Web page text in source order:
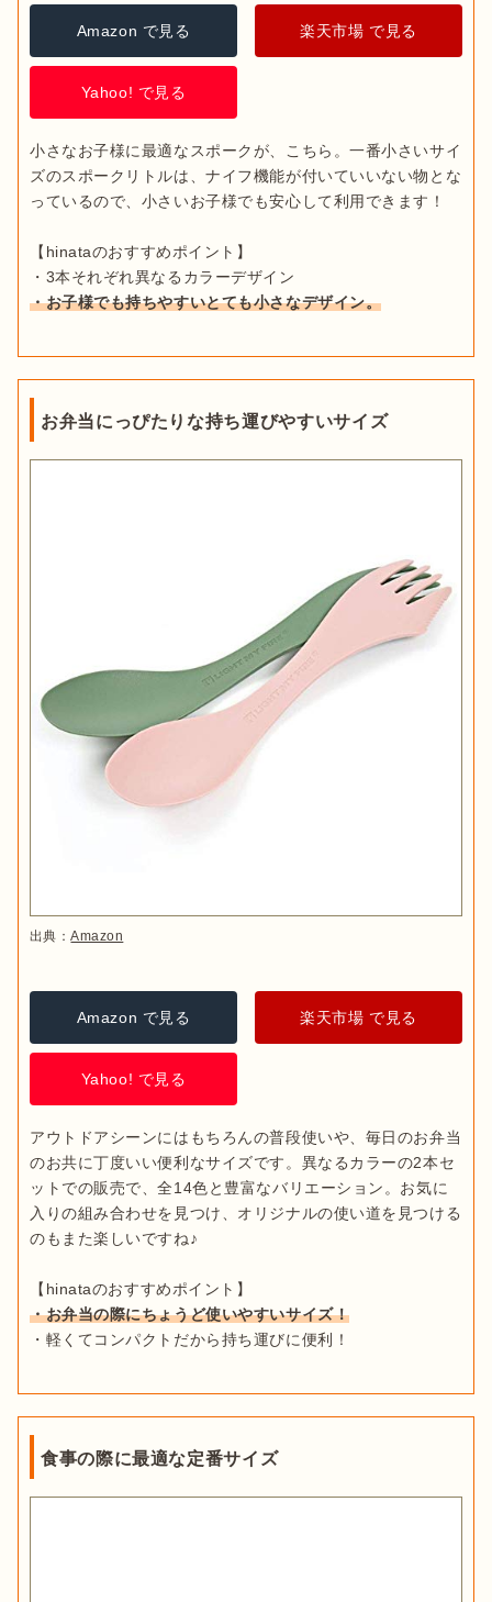
Amazon で見る 楽天市場 で見る
Yahoo! で見る
小さなお子様に最適なスポークが、こちら。一番小さいサイ
ズのスポークリトルは、ナイフ機能が付いていいない物とな
っているので、小さいお子様でも安心して利用できます！
【hinataのおすすめポイント】
・お子様でも持ちやすいとても小さなデザイン。
お弁当にっぴたりな持ち運びやすいサイズ
出典：Amazon
Amazon で見る 楽天市場 で見る
Yahoo! で見る
アウトドアシーンにはもちろんの普段使いや、毎日のお弁当
のお共に丁度いい便利なサイズです。異なるカラーの2本セ
ットでの販売で、全14色と豊富なバリエーション。お気に
入りの組み合わせを見つけ、オリジナルの使い道を見つける
のもまた楽しいですね♪
・お弁当の際にちょうど使いやすいサイズ！
・軽くてコンパクトだから持ち運びに便利！
食事の際に最適な定番サイズ